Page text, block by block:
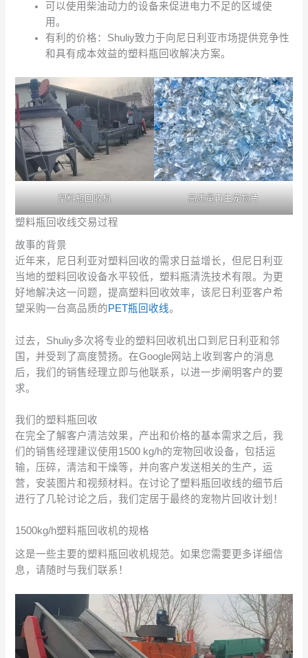
可以使用柴油动力的设备来促进电力不足的区域使
用。
有利的价格：Shuliy致力于向尼日利亚市场提供竞争性
和具有成本效益的塑料瓶回收解决方案。
塑料瓶回收机 高质量再生宠物片
塑料瓶回收线交易过程
故事的背景
近年来，尼日利亚对塑料回收的需求日益增长，但尼日利亚
当地的塑料回收设备水平较低，塑料瓶清洗技术有限。为更
好地解决这一问题，提高塑料回收效率，该尼日利亚客户希
望采购一台高品质的PET瓶回收线。
过去，Shuliy多次将专业的塑料回收机出口到尼日利亚和邻
国，并受到了高度赞扬。在Google网站上收到客户的消息
后，我们的销售经理立即与他联系，以进一步阐明客户的要
求。
我们的塑料瓶回收
在完全了解客户清洁效果，产出和价格的基本需求之后，我
们的销售经理建议使用1500 kg/h的宠物回收设备，包括运
输，压碎，清洁和干燥等，并向客户发送相关的生产，运
营，安装图片和视频材料。在讨论了塑料瓶回收线的细节后
进行了几轮讨论之后，我们定居于最终的宠物片回收计划！
1500kg/h塑料瓶回收机的规格
这是一些主要的塑料瓶回收机规范。如果您需要更多详细信
息，请随时与我们联系！